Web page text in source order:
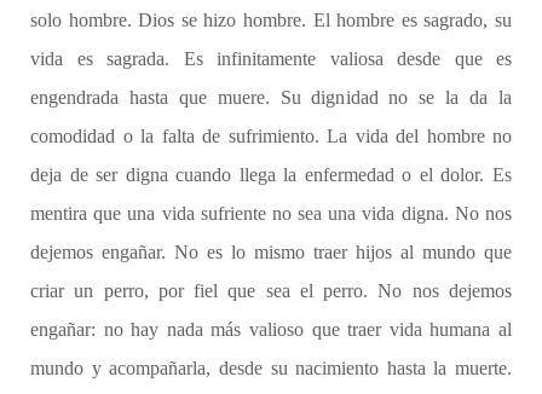
solo hombre. Dios se hizo hombre. El hombre es sagrado, su
vida es sagrada. Es infinitamente valiosa desde que es
engendrada hasta que muere. Su dignidad no se la da la
comodidad o la falta de sufrimiento. La vida del hombre no
deja de ser digna cuando llega la enfermedad o el dolor. Es
mentira que una vida sufriente no sea una vida digna. No nos
dejemos engañar. No es lo mismo traer hijos al mundo que
criar un perro, por fiel que sea el perro. No nos dejemos
engañar: no hay nada más valioso que traer vida humana al
mundo y acompañarla, desde su nacimiento hasta la muerte.